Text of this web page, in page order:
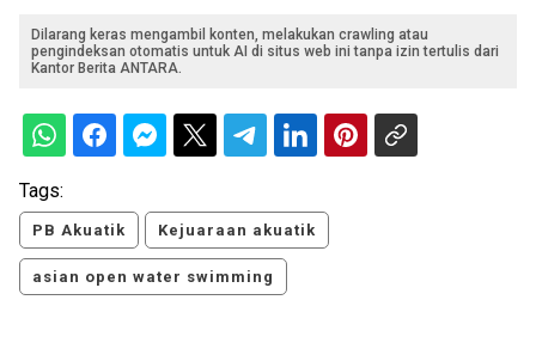
Dilarang keras mengambil konten, melakukan crawling atau
pengindeksan otomatis untuk AI di situs web ini tanpa izin tertulis dari
Kantor Berita ANTARA.
Tags:
PB Akuatik Kejuaraan akuatik
asian open water swimming